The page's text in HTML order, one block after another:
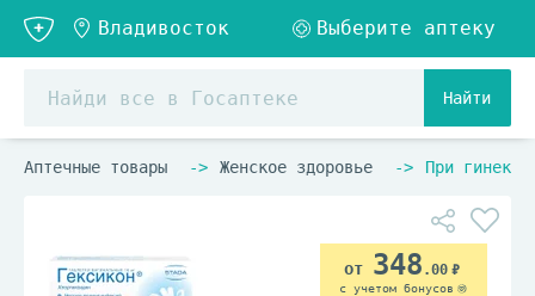
Найти
Аптечные товары Женское здоровье При
348 .00
с учетом бонусов